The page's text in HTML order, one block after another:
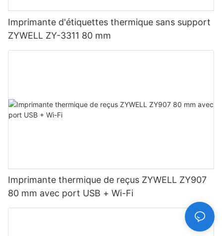
Imprimante d'étiquettes thermique sans support
ZYWELL ZY-3311 80 mm
Imprimante thermique de reçus ZYWELL ZY907
80 mm avec port USB + Wi-Fi